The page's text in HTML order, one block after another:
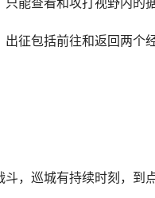
征包括前往和返回两个
，巡城有持续时刻，到